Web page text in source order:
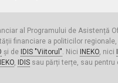
al Programului de Asistență
financiare a politicilor
și de IDIS "Viitorul". Nici INEKO, nici
, IDISsau părți terțe, sau pentru